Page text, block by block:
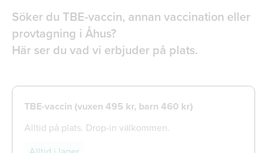
Söker du TBE-vaccin, annan vaccination eller
provtagning i Åhus?
Här ser du vad vi erbjuder på plats.
TBE-vaccin (vuxen 495 kr, barn 460 kr)
Alltid på plats. Drop-in välkommen.